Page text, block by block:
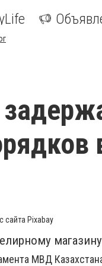
сайта Pixabay
МВД